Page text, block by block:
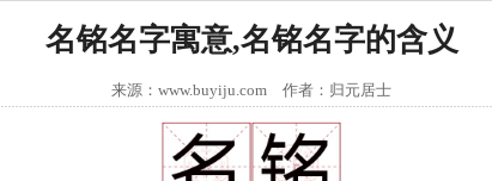
名铭名字寓意,名铭名字的含义
来源：www.buyiju.com 作者：归元居士